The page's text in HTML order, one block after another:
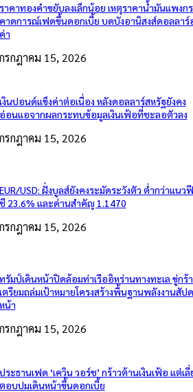
ราคาทองคำขยับลงเล็กน้อย เหตุราคาน้ำมันแพงก
คาดการณ์เฟดขึ้นดอกเบี้ย บดบังอานิสงส์ดอลลา
ค่า
กรกฎาคม 15, 2026
เงินปอนด์แข็งค่าต่อเนื่อง หลังดอลลาร์สหรัฐยังคง
อ่อนแอจากผลกระทบข้อมูลเงินเฟ้อที่ชะลอตัวลง
กรกฎาคม 15, 2026
EUR/USD: ฝั่งบูลส์ยังคงระมัดระวังตัว ต่ำกว่าแนว
ชี 23.6% และด่านสำคัญ 1.1470
กรกฎาคม 15, 2026
ทรัมป์เดินหน้าปิดล้อมท่าเรืออิหร่านทางทะเล ขู่กร้
เตรียมถล่มเป้าหมายโครงสร้างพื้นฐานพลังงานสัป
หน้า
กรกฎาคม 15, 2026
ประธานเฟด ‘เควิน วอร์ช’ กร้าวต้านเงินเฟ้อ แต่เลี่
ตอบปมเดินหน้าขึ้นดอกเบี้ย